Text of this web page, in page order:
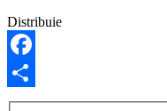
Distribuie
Facebook
Share